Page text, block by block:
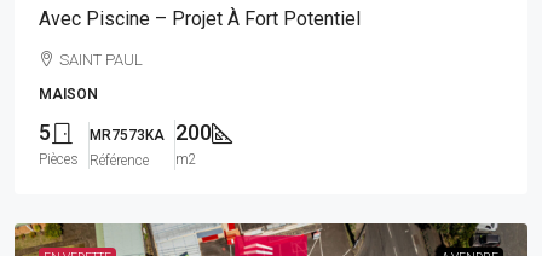
Avec Piscine – Projet À Fort Potentiel
SAINT PAUL
MAISON
5
Pièces
MR7573KA
Référence
200
m2